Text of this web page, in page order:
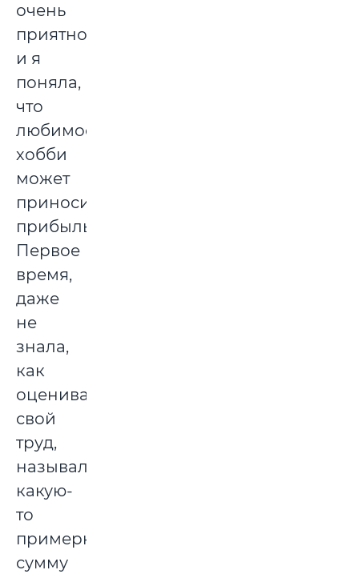
очень
приятно,
и я
поняла,
что
любимое
хобби
может
приносить
прибыль.
Первое
время,
даже
не
знала,
как
оценивать
свой
труд,
называла
какую-
то
примерную
сумму